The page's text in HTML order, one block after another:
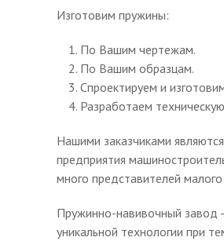
Изготовим пружины:
По Вашим чертежам.
По Вашим образцам.
Спроектируем и
Разработаем
Нашими заказчиками
предприятия
много представителей малого
Пружинно-навивочный завод
уникальной технологии при